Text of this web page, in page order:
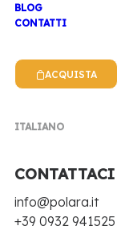
BLOG
CONTATTI
ACQUISTA
ITALIANO
CONTATTACI
info@polara.it
+39 0932 941525
EVENTI,